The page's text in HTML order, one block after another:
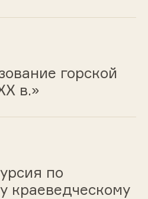
горской
в.»
по
краеведческому